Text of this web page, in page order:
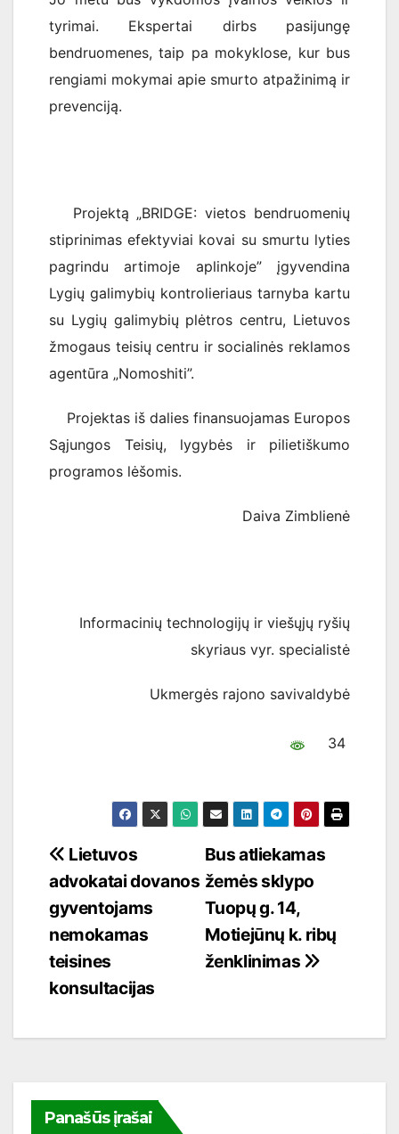
tyrimai. Ekspertai dirbs pasijungę
bendruomenes, taip pa mokyklose, kur bus
rengiami mokymai apie smurto atpažinimą ir
prevenciją.
Projektą „BRIDGE: vietos bendruomenių
stiprinimas efektyviai kovai su smurtu lyties
pagrindu artimoje aplinkoje” įgyvendina
Lygių galimybių kontrolieriaus tarnyba kartu
su Lygių galimybių plėtros centru, Lietuvos
žmogaus teisių centru ir socialinės reklamos
agentūra „Nomoshiti”.
Projektas iš dalies finansuojamas Europos
Sąjungos Teisių, lygybės ir pilietiškumo
programos lėšomis.
Daiva Zimblienė
Informacinių technologijų ir viešųjų ryšių
skyriaus vyr. specialistė
Ukmergės rajono savivaldybė
34
Navigacija
tarp
įrašų
Bus atliekamas
žemės sklypo
Tuopų g. 14,
Motiejūnų k. ribų
ženklinimas
Lietuvos
advokatai dovanos
gyventojams
nemokamas
teisines
konsultacijas
Panašūs įrašai